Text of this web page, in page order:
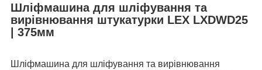
Шліфмашина для шліфування та
вирівнювання штукатурки LEX LXDWD25
| 375мм
Шліфмашина для шліфування та вирівнювання